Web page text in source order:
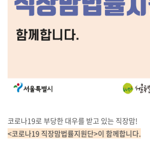
코로나19로 부당한 대우를 받고 있는 직장맘!
<코로나19 직장맘법률지원단>이 함께합니다.